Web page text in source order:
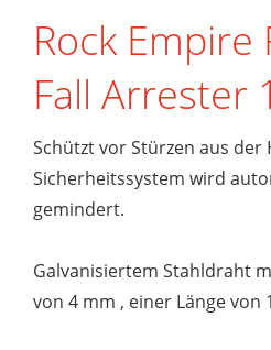
Rock
Fall Arrester
Schützt vor Stürzen aus der
Sicherheitssystem wird
gemindert.
Galvanisiertem Stahldraht
von 4 mm , einer Länge von